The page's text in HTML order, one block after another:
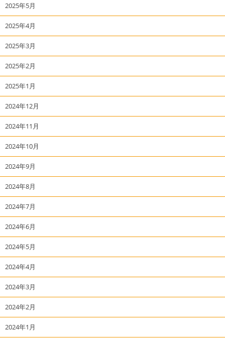
2025年5月
2025年4月
2025年3月
2025年2月
2025年1月
2024年12月
2024年11月
2024年10月
2024年9月
2024年8月
2024年7月
2024年6月
2024年5月
2024年4月
2024年3月
2024年2月
2024年1月